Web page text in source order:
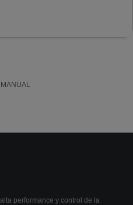
performance y control de la